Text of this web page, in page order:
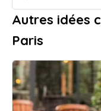
Autres idées
Paris